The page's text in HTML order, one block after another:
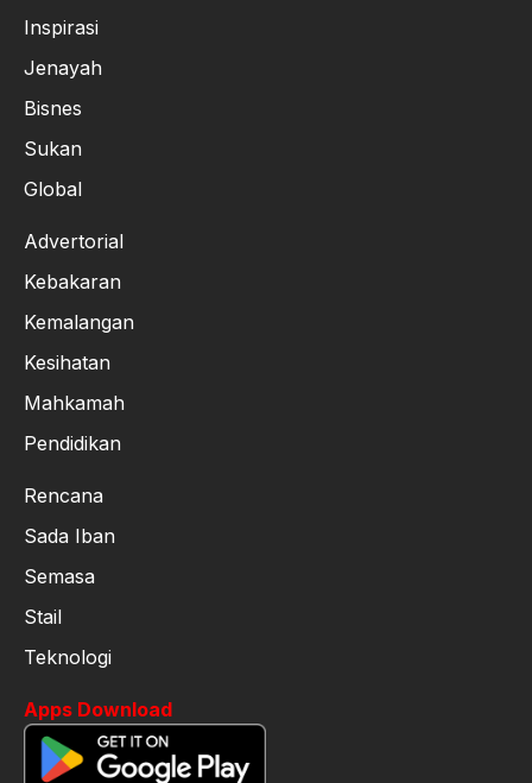
Inspirasi
Jenayah
Bisnes
Sukan
Global
Advertorial
Kebakaran
Kemalangan
Kesihatan
Mahkamah
Pendidikan
Rencana
Sada Iban
Semasa
Stail
Teknologi
Apps Download